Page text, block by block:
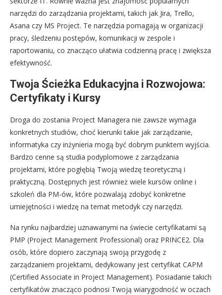
narzędzi do zarządzania projektami, takich jak Jira, Trello,
Asana czy MS Project. Te narzędzia pomagają w organizacji
pracy, śledzeniu postępów, komunikacji w zespole i
raportowaniu, co znacząco ułatwia codzienną pracę i zwiększa
efektywność.
Twoja Ścieżka Edukacyjna i Rozwojowa:
Certyfikaty i Kursy
Droga do zostania Project Managera nie zawsze wymaga
konkretnych studiów, choć kierunki takie jak zarządzanie,
informatyka czy inżynieria mogą być dobrym punktem wyjścia.
Bardzo cenne są studia podyplomowe z zarządzania
projektami, które pogłębią Twoją wiedzę teoretyczną i
praktyczną. Dostępnych jest również wiele kursów online i
szkoleń dla PM-ów, które pozwalają zdobyć konkretne
umiejętności i wiedzę na temat metodyk czy narzędzi.
Na rynku najbardziej uznawanymi na świecie certyfikatami są
PMP (Project Management Professional) oraz PRINCE2. Dla
osób, które dopiero zaczynają swoją przygodę z
zarządzaniem projektami, dedykowany jest certyfikat CAPM
(Certified Associate in Project Management). Posiadanie takich
certyfikatów znacząco podnosi Twoją wiarygodność w oczach